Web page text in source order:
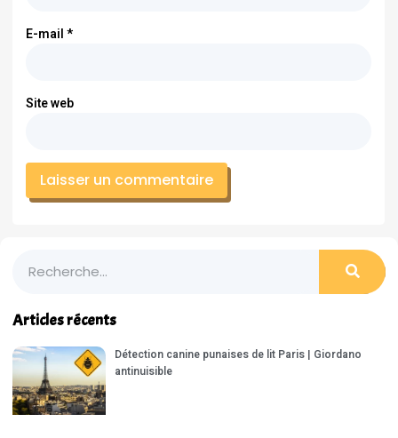
E-mail*
Site web
Articles récents
Détection canine punaises de lit Paris | Giordano
antinuisible